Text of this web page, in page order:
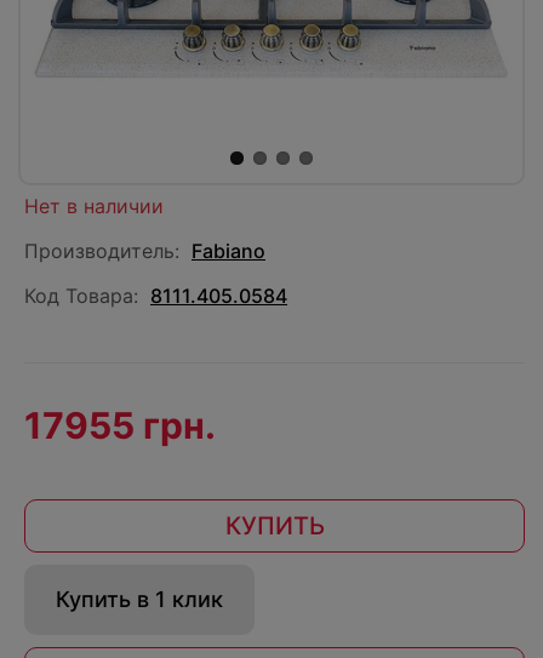
Нет в наличии
Производитель: Fabiano
Код Товара: 8111.405.0584
17955 грн.
КУПИТЬ
Купить в 1 клик